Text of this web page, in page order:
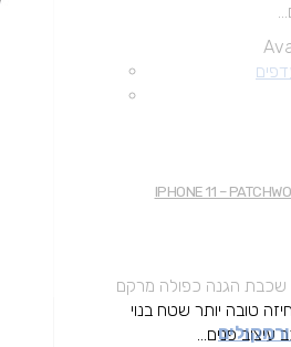
שכבת הגנה כפולה מרקם
טובה יותר שטח בנוי
פנים...